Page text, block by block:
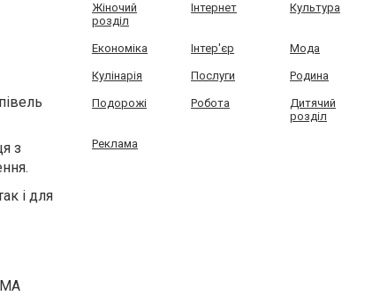
з
і для
Жіночий
розділ
Інтернет Культура
Економіка Інтер'єр Мода
Кулінарія Послуги Родина
Подорожі Робота
Дитячий
розділ
Реклама